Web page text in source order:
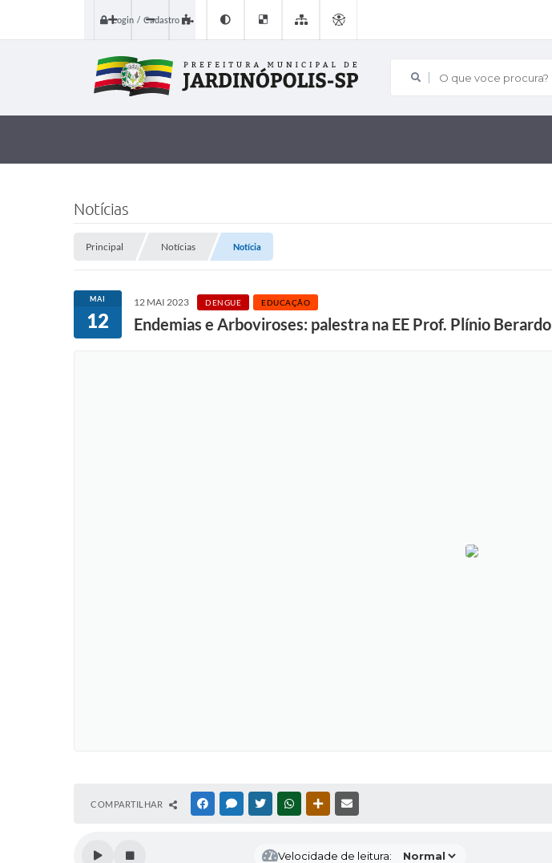
Login / Cadastro
O que voce procura?
Notícias
Principal Notícias Notícia
MAI
12
12 MAI 2023 DENGUE EDUCAÇÃO
Endemias e Arboviroses: palestra na EE Prof. Plínio Berardo
COMPARTILHAR FACEBOOKMESSENGER
TWITTERWHATSAPPOUTRAS MÍDIAS
Velocidade de leitura: